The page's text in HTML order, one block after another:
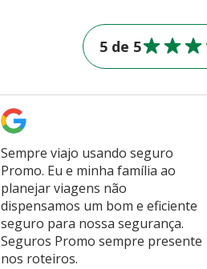
5 de 5
Sempre viajo usando seguro
Promo. Eu e minha família ao
planejar viagens não
dispensamos um bom e eficiente
seguro para nossa segurança.
Seguros Promo sempre presente
nos roteiros.